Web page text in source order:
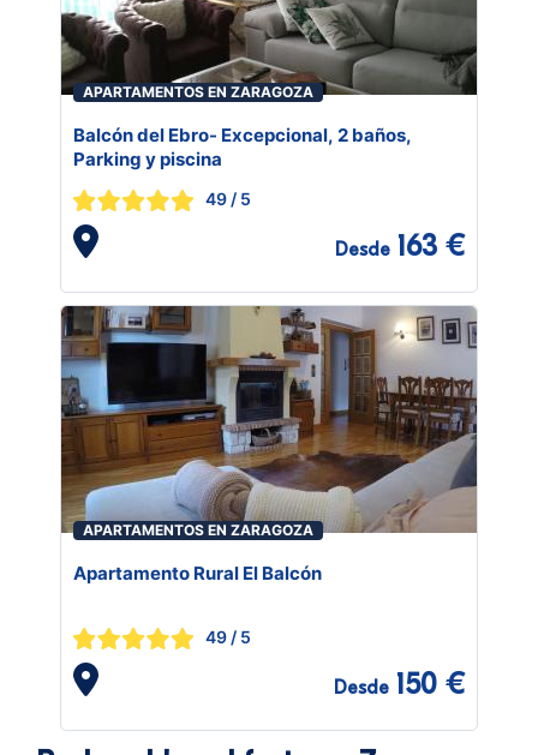
APARTAMENTOS EN ZARAGOZA
Balcón del Ebro- Excepcional, 2 baños,
Parking y piscina
49 / 5
Desde 163 €
APARTAMENTOS EN ZARAGOZA
Apartamento Rural El Balcón
49 / 5
Desde 150 €